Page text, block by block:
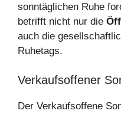
sonntäglichen Ruhe
betrifft nicht nur die
auch die
Ruhetags.
Verkaufsoffener
Der Verkaufsoffene